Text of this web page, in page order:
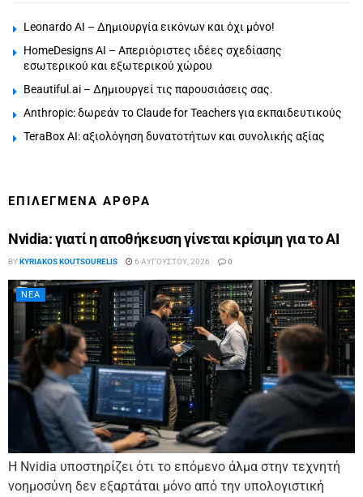
Leonardo AI – Δημιουργία εικόνων και όχι μόνο!
HomeDesigns AI – Απεριόριστες ιδέες σχεδίασης
εσωτερικού και εξωτερικού χώρου
Beautiful.ai – Δημιουργεί τις παρουσιάσεις σας.
Anthropic: δωρεάν το Claude for Teachers για εκπαιδευτικούς
TeraBox AI: αξιολόγηση δυνατοτήτων και συνολικής αξίας
ΕΠΙΛΕΓΜΕΝΑ ΑΡΘΡΑ
Nvidia: γιατί η αποθήκευση γίνεται κρίσιμη για το AI
BYKYRIAKOS KOUTSOURELIS 6 ΑΥΓΟΎΣΤΟΥ, 2026 0
ΝΈΑ
Η Nvidia υποστηρίζει ότι το επόμενο άλμα στην τεχνητή
νοημοσύνη δεν εξαρτάται μόνο από την υπολογιστική